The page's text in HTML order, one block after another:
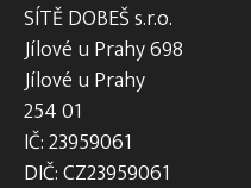
SÍTĚ DOBEŠ s.r.o.
Jílové u Prahy 698
Jílové u Prahy
254 01
IČ: 23959061
DIČ: CZ23959061